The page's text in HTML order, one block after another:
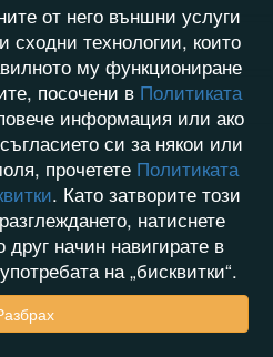
от него външни услуги
сходни технологии, които
му функциониране
посочени в Политиката
информация или ако
си за някои или
прочетете Политиката
. Като затворите този
натиснете
начин навигирате в
на „бисквитки“.